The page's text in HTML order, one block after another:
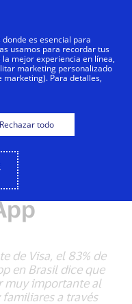
ofrece
a las
de
en
de Visa, el 83% de
en Brasil dice que
muy importante al
a través
es esencial para
usamos para recordar tus
mejor experiencia en línea,
marketing personalizado
marketing). Para detalles,
Rechazar todo